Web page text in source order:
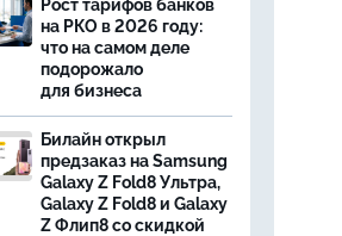
Рост тарифов банков
на РКО в 2026 году:
что на самом деле
подорожало
для бизнеса
Билайн открыл
предзаказ на Samsung
Galaxy Z Fold8 Ультра,
Galaxy Z Fold8 и Galaxy
Z Флип8 со скидкой